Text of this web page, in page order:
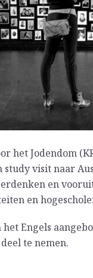
het Jodendom
study visit naar
en
en
Engels
te nemen.